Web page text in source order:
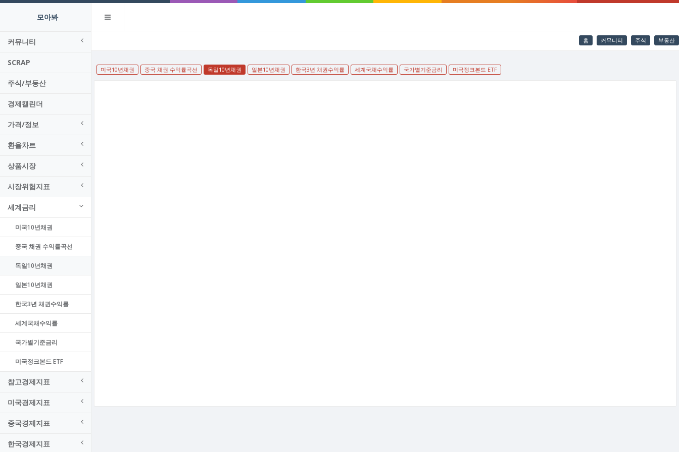
모아봐
커뮤니티
SCRAP
주식/부동산
경제캘린더
가격/정보
환율차트
상품시장
시장위험지표
세계금리
미국10년채권
중국 채권 수익률곡선
독일10년채권
일본10년채권
한국3년 채권수익률
세계국채수익률
국가별기준금리
미국정크본드 ETF
참고경제지표
미국경제지표
중국경제지표
한국경제지표
홈 커뮤니티 주식 부동산
미국10년채권 중국 채권 수익률곡선 독일10년채권 일본10년채권 한국3년 채권수익률 세계국채수익률 국가별기준금리 미국정크본드 ETF